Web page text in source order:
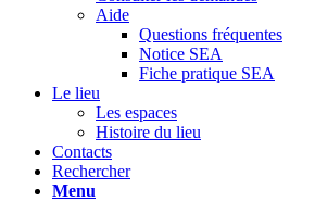
Aide
Questions fréquentes
Notice SEA
Fiche pratique SEA
Le lieu
Les espaces
Histoire du lieu
Contacts
Rechercher
Menu